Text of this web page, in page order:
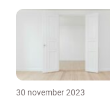
30 november 2023